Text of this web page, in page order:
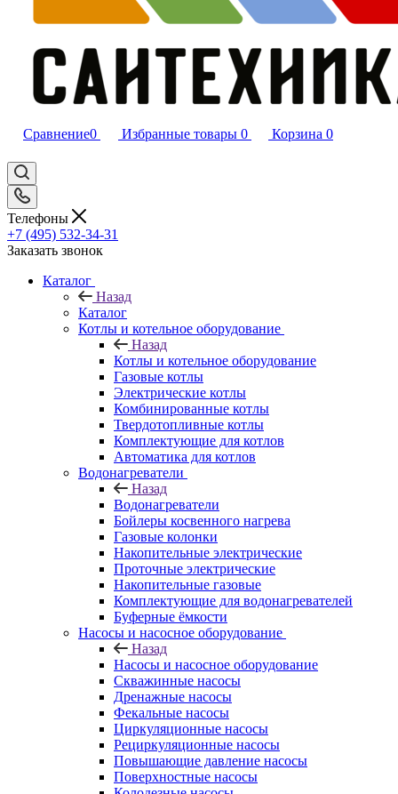
Сравнение0 Избранные товары 0 Корзина 0
Телефоны
+7 (495) 532‑34‑31
Заказать звонок
Каталог
Назад
Каталог
Котлы и котельное оборудование
Назад
Котлы и котельное оборудование
Газовые котлы
Электрические котлы
Комбинированные котлы
Твердотопливные котлы
Комплектующие для котлов
Автоматика для котлов
Водонагреватели
Назад
Водонагреватели
Бойлеры косвенного нагрева
Газовые колонки
Накопительные электрические
Проточные электрические
Накопительные газовые
Комплектующие для водонагревателей
Буферные ёмкости
Насосы и насосное оборудование
Назад
Насосы и насосное оборудование
Скважинные насосы
Дренажные насосы
Фекальные насосы
Циркуляционные насосы
Рециркуляционные насосы
Повышающие давление насосы
Поверхностные насосы